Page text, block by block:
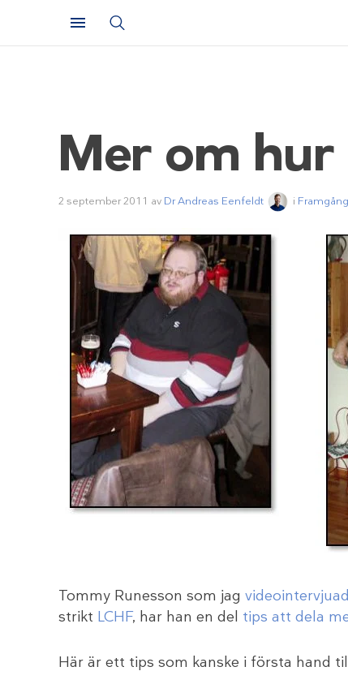
Mer om
2 september 2011 av Dr Andreas Eenfeldt i
Tommy Runesson som jag
strikt LCHF, har han en del tips att dela
Här är ett tips som kanske i första hand